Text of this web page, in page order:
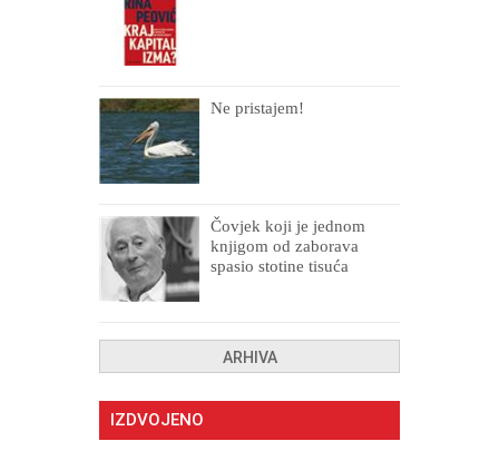
Ne pristajem!
Čovjek koji je jednom
knjigom od zaborava
spasio stotine tisuća
ARHIVA
IZDVOJENO